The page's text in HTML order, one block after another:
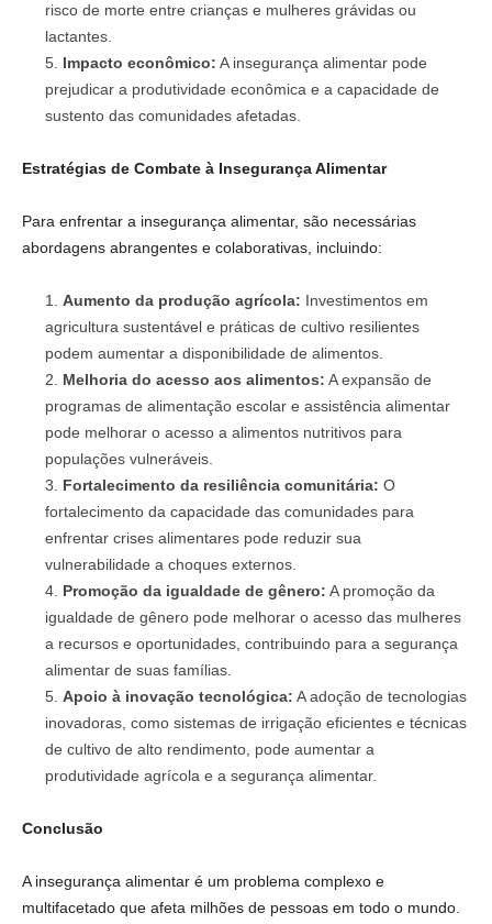
risco de morte entre crianças e mulheres grávidas ou
lactantes.
Impacto econômico: A insegurança alimentar pode
prejudicar a produtividade econômica e a capacidade de
sustento das comunidades afetadas.
Estratégias de Combate à Insegurança Alimentar
Para enfrentar a insegurança alimentar, são necessárias
abordagens abrangentes e colaborativas, incluindo:
Aumento da produção agrícola: Investimentos em
agricultura sustentável e práticas de cultivo resilientes
podem aumentar a disponibilidade de alimentos.
Melhoria do acesso aos alimentos: A expansão de
programas de alimentação escolar e assistência alimentar
pode melhorar o acesso a alimentos nutritivos para
populações vulneráveis.
Fortalecimento da resiliência comunitária: O
fortalecimento da capacidade das comunidades para
enfrentar crises alimentares pode reduzir sua
vulnerabilidade a choques externos.
Promoção da igualdade de gênero: A promoção da
igualdade de gênero pode melhorar o acesso das mulheres
a recursos e oportunidades, contribuindo para a segurança
alimentar de suas famílias.
Apoio à inovação tecnológica: A adoção de tecnologias
inovadoras, como sistemas de irrigação eficientes e técnicas
de cultivo de alto rendimento, pode aumentar a
produtividade agrícola e a segurança alimentar.
Conclusão
A insegurança alimentar é um problema complexo e
multifacetado que afeta milhões de pessoas em todo o mundo.